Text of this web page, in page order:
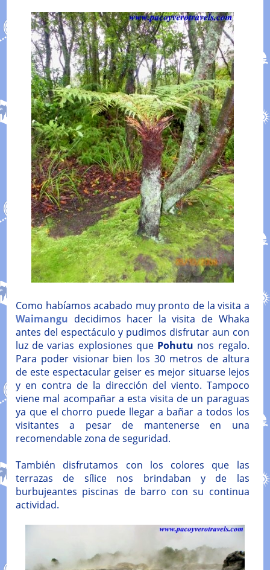
Como habíamos acabado muy pronto de la visita a
Waimangu decidimos hacer la visita de Whaka
antes del espectáculo y pudimos disfrutar aun con
luz de varias explosiones que Pohutu nos regalo.
Para poder visionar bien los 30 metros de altura
de este espectacular geiser es mejor situarse lejos
y en contra de la dirección del viento. Tampoco
viene mal acompañar a esta visita de un paraguas
ya que el chorro puede llegar a bañar a todos los
visitantes a pesar de mantenerse en una
recomendable zona de seguridad.
También disfrutamos con los colores que las
terrazas de sílice nos brindaban y de las
burbujeantes piscinas de barro con su continua
actividad.